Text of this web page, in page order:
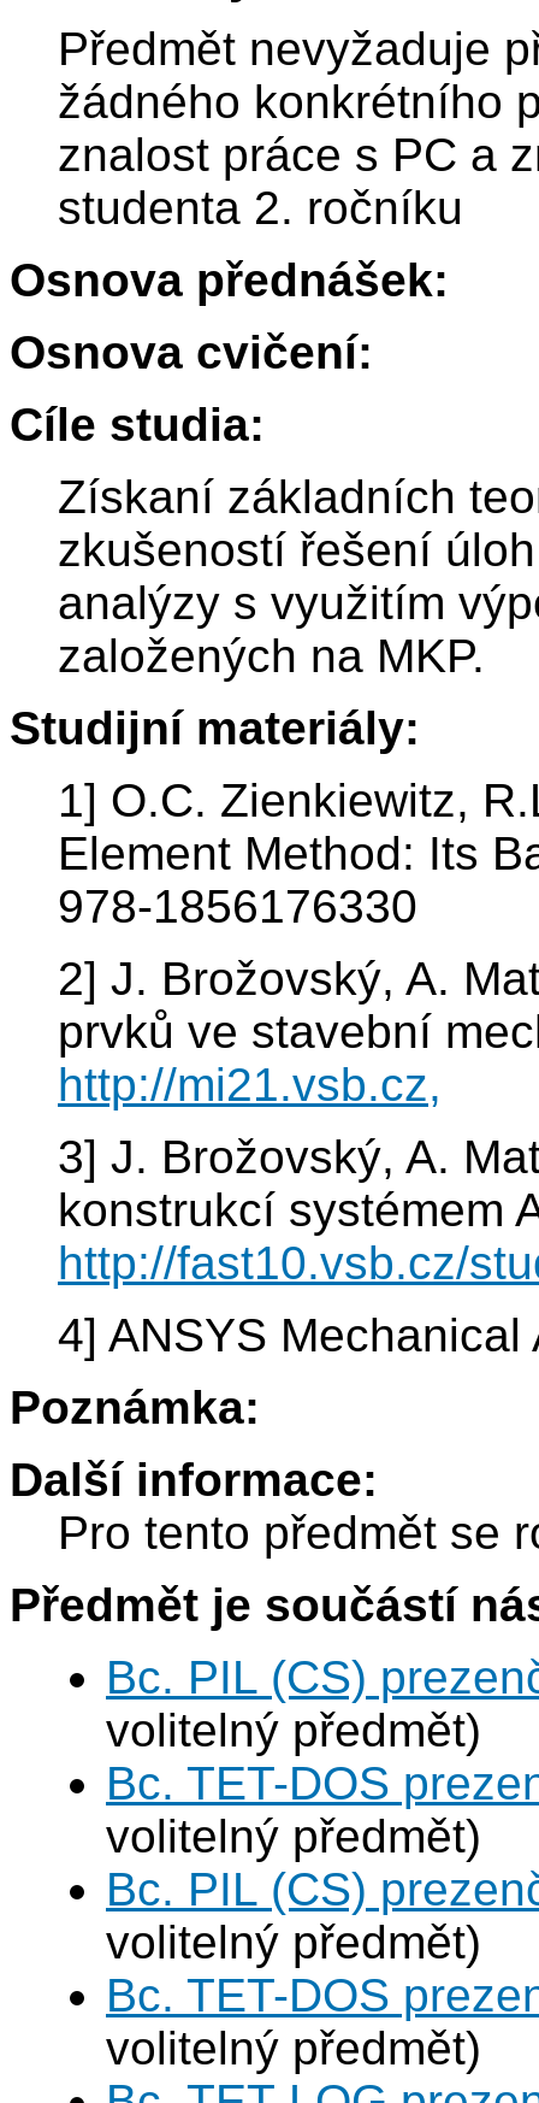
Předmět nevyžaduje
žádného konkrétního
znalost práce s PC a
studenta 2. ročníku
Osnova přednášek:
Osnova cvičení:
Cíle studia:
Získaní základních
zkušeností řešení
analýzy s využitím
založených na MKP.
Studijní materiály:
1] O.C. Zienkiewitz,
Element Method: Its
978-1856176330
2] J. Brožovský, A.
prvků ve stavební
http://mi21.vsb.cz,
3] J. Brožovský, A.
konstrukcí systémem
http://fast10.vsb.cz/
4] ANSYS
Poznámka:
Další informace:
Pro tento předmět se
Předmět je součástí
Bc. PIL (CS)
volitelný předmět)
Bc. TET-DOS
volitelný předmět)
Bc. PIL (CS)
volitelný předmět)
Bc. TET-DOS
volitelný předmět)